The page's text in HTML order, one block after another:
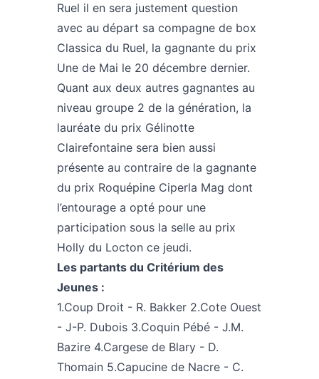
Ruel il en sera justement question
avec au départ sa compagne de box
Classica du Ruel, la gagnante du prix
Une de Mai le 20 décembre dernier.
Quant aux deux autres gagnantes au
niveau groupe 2 de la génération, la
lauréate du prix Gélinotte
Clairefontaine sera bien aussi
présente au contraire de la gagnante
du prix Roquépine Ciperla Mag dont
l’entourage a opté pour une
participation sous la selle au prix
Holly du Locton ce jeudi.
Les partants du Critérium des
Jeunes :
1.Coup Droit - R. Bakker 2.Cote Ouest
- J-P. Dubois 3.Coquin Pébé - J.M.
Bazire 4.Cargese de Blary - D.
Thomain 5.Capucine de Nacre - C.